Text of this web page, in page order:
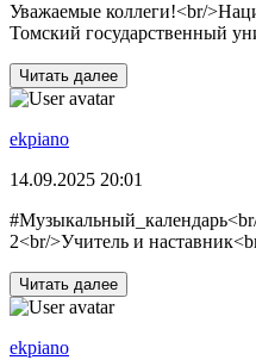
Уважаемые коллеги!<br/
Томский государственный
Читать далее
ekpiano
14.09.2025 20:01
2<br/>Учитель и
Читать далее
ekpiano